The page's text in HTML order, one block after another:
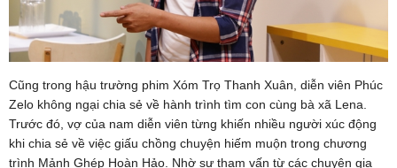
Cũng trong hậu trường phim Xóm Trọ Thanh Xuân, diễn viên Phúc
Zelo không ngại chia sẻ về hành trình tìm con cùng bà xã Lena.
Trước đó, vợ của nam diễn viên từng khiến nhiều người xúc động
khi chia sẻ về việc giấu chồng chuyện hiếm muộn trong chương
trình Mảnh Ghép Hoàn Hảo. Nhờ sự tham vấn từ các chuyên gia